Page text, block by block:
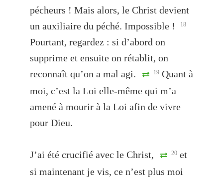
pécheurs ! Mais alors, le Christ devient
un auxiliaire du péché. Impossible !
18
Pourtant, regardez : si d’abord on
supprime et ensuite on rétablit, on
reconnaît qu’on a mal agi.
19 Quant à
moi, c’est la Loi elle-même qui m’a
amené à mourir à la Loi afin de vivre
pour Dieu.
J’ai été crucifié avec le Christ, 20 et
si maintenant je vis, ce n’est plus moi